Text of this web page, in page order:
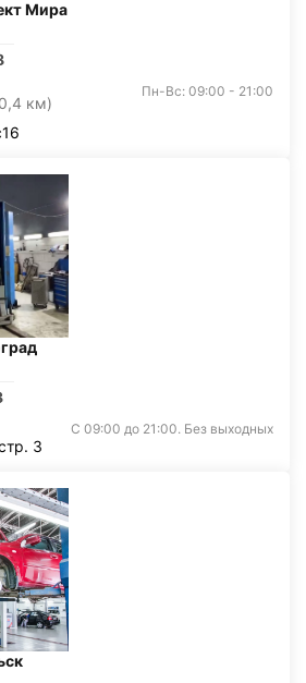
Мира
км)
Пн-Вс: 09:00 - 21:00
С 09:00 до 21:00. Без выходных
3